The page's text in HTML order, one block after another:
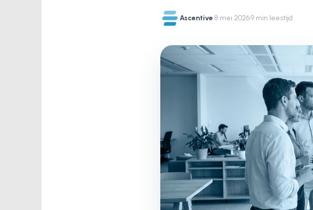
Ascentive·8 mei 2026·9 min leestijd